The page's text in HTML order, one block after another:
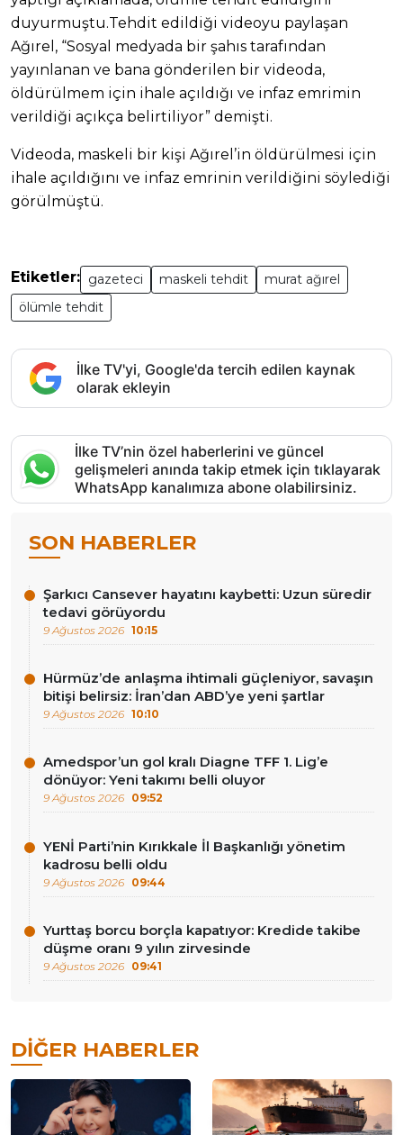
duyurmuştu.Tehdit edildiği videoyu paylaşan
Ağırel, “Sosyal medyada bir şahıs tarafından
yayınlanan ve bana gönderilen bir videoda,
öldürülmem için ihale açıldığı ve infaz emrimin
verildiği açıkça belirtiliyor” demişti.
Videoda, maskeli bir kişi Ağırel’in öldürülmesi için
ihale açıldığını ve infaz emrinin verildiğini söylediği
görülmüştü.
Etiketler: gazeteci maskeli tehdit
murat ağırel
ölümle tehdit
İlke TV'yi, Google'da tercih edilen kaynak
olarak ekleyin
İlke TV’nin özel haberlerini ve güncel
gelişmeleri anında takip etmek için tıklayarak
WhatsApp kanalımıza abone olabilirsiniz.
SON HABERLER
Şarkıcı Cansever hayatını kaybetti: Uzun süredir
tedavi görüyordu
9 Ağustos 2026 10:15
Hürmüz’de anlaşma ihtimali güçleniyor, savaşın
bitişi belirsiz: İran’dan ABD’ye yeni şartlar
9 Ağustos 2026 10:10
Amedspor’un gol kralı Diagne TFF 1. Lig’e
dönüyor: Yeni takımı belli oluyor
9 Ağustos 2026 09:52
YENİ Parti’nin Kırıkkale İl Başkanlığı yönetim
kadrosu belli oldu
9 Ağustos 2026 09:44
Yurttaş borcu borçla kapatıyor: Kredide takibe
düşme oranı 9 yılın zirvesinde
9 Ağustos 2026 09:41
DIĞER HABERLER